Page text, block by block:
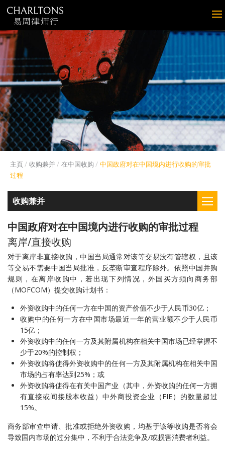
主頁 收购兼并 在中国收购
中国政府对在中国境内进行收购的审批
过程
收购兼并
中国政府对在中国境内进行收购的审批过程
离岸/直接收购
对于离岸非直接收购，中国当局通常对该等交易没有管辖权，且该
等交易不需要中国当局批准，反垄断审查程序除外。依照中国并购
规则，在离岸收购中，若出现下列情况，外国买方须向商务部
（MOFCOM）提交收购计划书：
外资收购中的任何一方在中国的资产价值不少于人民币30亿；
收购中的任何一方在中国市场最近一年的营业额不少于人民币
15亿；
外资收购中的任何一方及其附属机构在相关中国市场已经掌握不
少于20%的控制权；
外资收购将使得外资收购中的任何一方及其附属机构在相关中国
市场的占有率达到25%；或
外资收购将使得在有关中国产业（其中，外资收购的任何一方拥
有直接或间接股本收益）中外商投资企业（FIE）的数量超过
15%。
商务部审查申请、批准或拒绝外资收购，均基于该等收购是否将会
导致国内市场的过分集中，不利于合法竞争及/或损害消费者利益。